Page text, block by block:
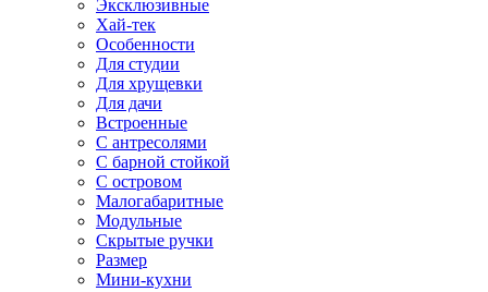
Эксклюзивные
Хай-тек
Особенности
Для студии
Для хрущевки
Для дачи
Встроенные
С антресолями
С барной стойкой
С островом
Малогабаритные
Модульные
Скрытые ручки
Размер
Мини-кухни